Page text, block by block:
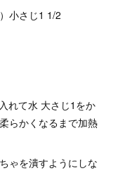
小さじ1 1/2
れて水 大さじ1をか
らかくなるまで加熱
ゃを潰すようにしな